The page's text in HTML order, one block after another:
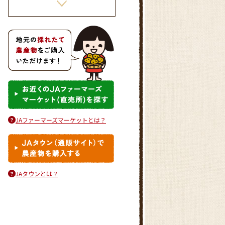
きゅうりとタコのさわやかマリ
ネ
しいたけのピリ辛肉詰め
JAファーマーズマーケットとは？
JAタウンとは？